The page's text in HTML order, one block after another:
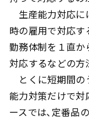
生産能力対応に
時の雇用で対応す
勤務体制を１直
対応するなどの方
とくに短期間の
能力対策だけで対
ースでは､定番品